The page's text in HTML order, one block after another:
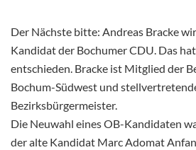
Der Nächste bitte: Andreas Bracke
Kandidat der Bochumer CDU. Das
entschieden. Bracke ist Mitglied der
Bochum-Südwest und
Bezirksbürgermeister.
Die Neuwahl eines OB-Kandidaten
der alte Kandidat Marc Adomat